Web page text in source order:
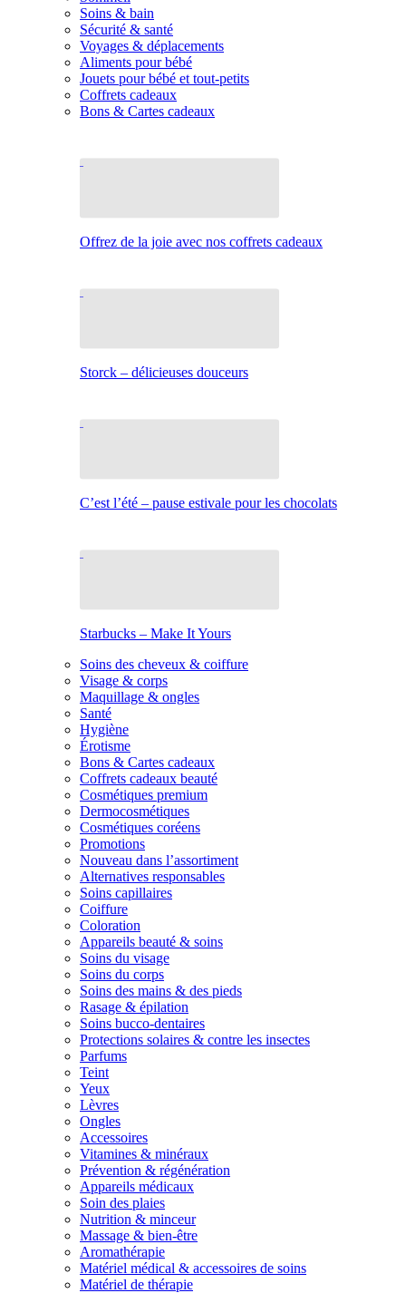
Soins & bain
Sécurité & santé
Voyages & déplacements
Aliments pour bébé
Jouets pour bébé et tout-petits
Coffrets cadeaux
Bons & Cartes cadeaux
Offrez de la joie avec nos coffrets cadeaux
Storck – délicieuses douceurs
C’est l’été – pause estivale pour les chocolats
Starbucks – Make It Yours
Soins des cheveux & coiffure
Visage & corps
Maquillage & ongles
Santé
Hygiène
Érotisme
Bons & Cartes cadeaux
Coffrets cadeaux beauté
Cosmétiques premium
Dermocosmétiques
Cosmétiques coréens
Promotions
Nouveau dans l’assortiment
Alternatives responsables
Soins capillaires
Coiffure
Coloration
Appareils beauté & soins
Soins du visage
Soins du corps
Soins des mains & des pieds
Rasage & épilation
Soins bucco-dentaires
Protections solaires & contre les insectes
Parfums
Teint
Yeux
Lèvres
Ongles
Accessoires
Vitamines & minéraux
Prévention & régénération
Appareils médicaux
Soin des plaies
Nutrition & minceur
Massage & bien-être
Aromathérapie
Matériel médical & accessoires de soins
Matériel de thérapie